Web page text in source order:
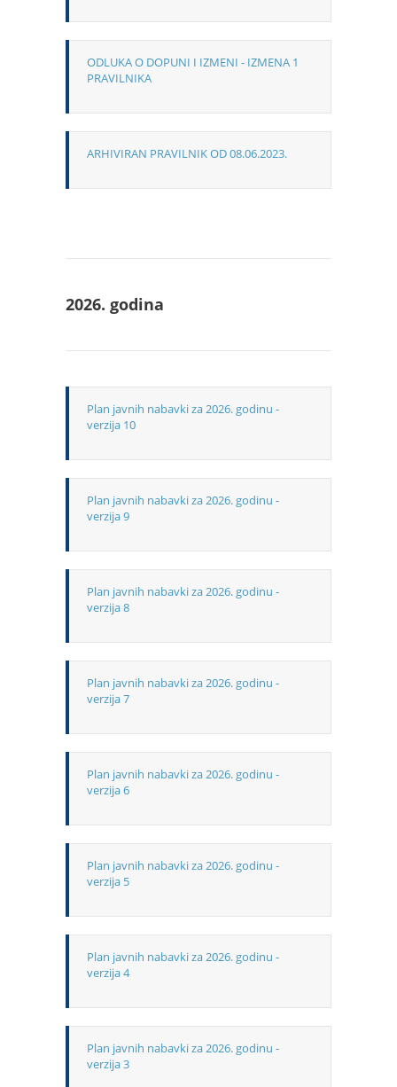
ODLUKA O DOPUNI I IZMENI - IZMENA 1
PRAVILNIKA
ARHIVIRAN PRAVILNIK OD 08.06.2023.
2026. godina
Plan javnih nabavki za 2026. godinu -
verzija 10
Plan javnih nabavki za 2026. godinu -
verzija 9
Plan javnih nabavki za 2026. godinu -
verzija 8
Plan javnih nabavki za 2026. godinu -
verzija 7
Plan javnih nabavki za 2026. godinu -
verzija 6
Plan javnih nabavki za 2026. godinu -
verzija 5
Plan javnih nabavki za 2026. godinu -
verzija 4
Plan javnih nabavki za 2026. godinu -
verzija 3